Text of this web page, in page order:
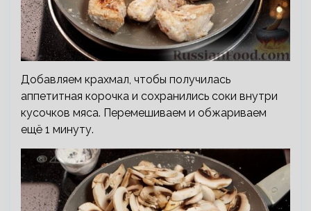
Добавляем крахмал, чтобы получилась
аппетитная корочка и сохранились соки внутри
кусочков мяса. Перемешиваем и обжариваем
ещё 1 минуту.